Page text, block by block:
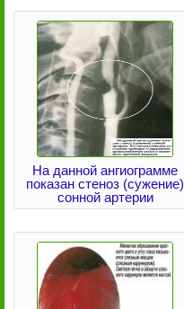
На данной ангиограмме
показан стеноз (сужение)
сонной артерии